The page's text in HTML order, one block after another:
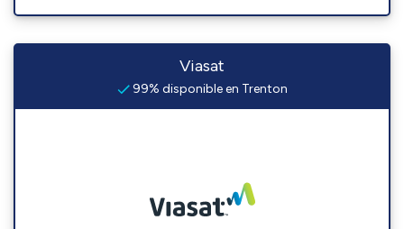
Viasat
99% disponible en Trenton